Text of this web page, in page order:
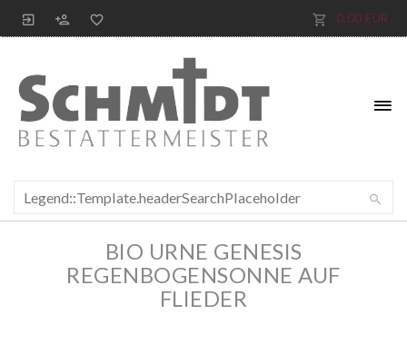
0,00 EUR
BIO URNE GENESIS
REGENBOGENSONNE AUF
FLIEDER